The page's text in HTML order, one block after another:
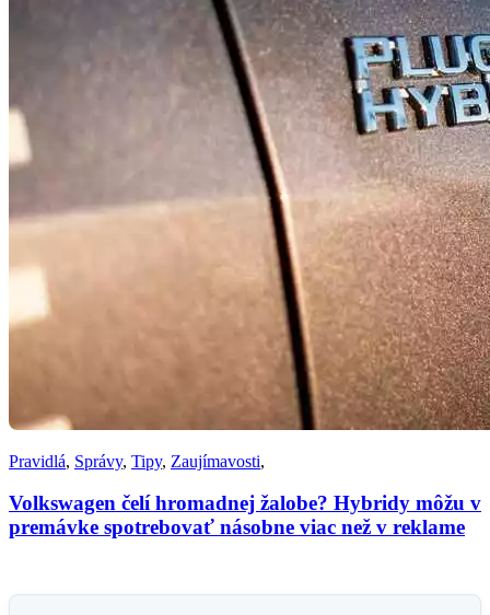
Pravidlá, Správy, Tipy, Zaujímavosti,
Volkswagen čelí hromadnej žalobe? Hybridy môžu v
premávke spotrebovať násobne viac než v reklame